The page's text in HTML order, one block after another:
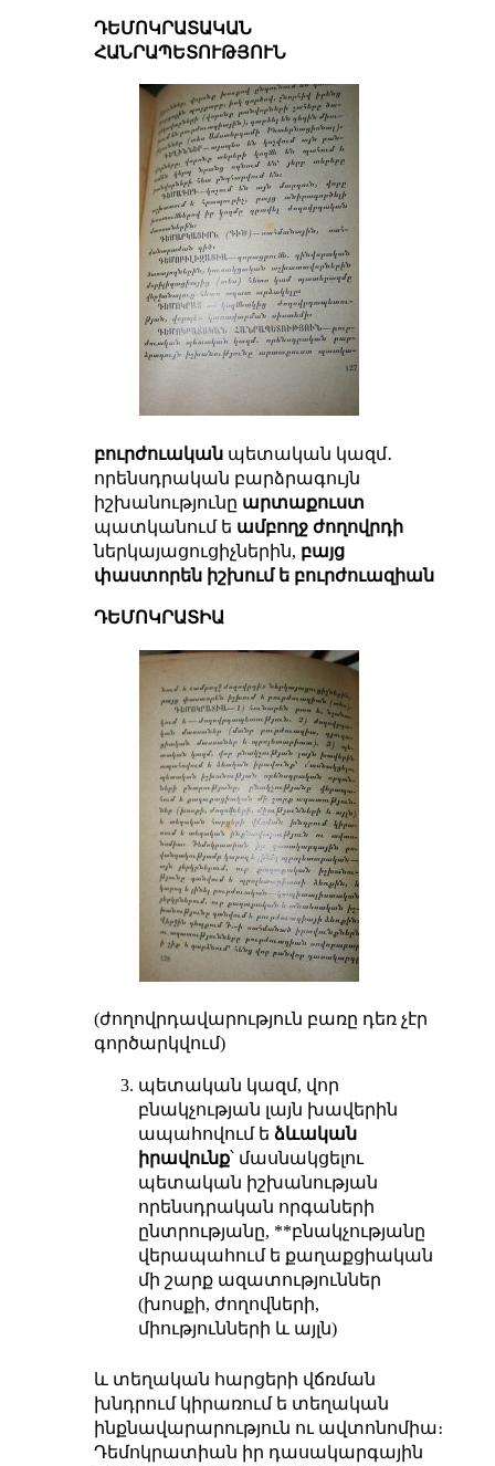
ԴԵՄՈԿՐԱՏԱԿԱՆ
ՀԱՆՐԱՊԵՏՈՒԹՅՈՒՆ
բուրժուականպետական կազմ․
որենսդրական բարձրագույն
իշխանությունը արտաքուստ
պատկանում ե ամբողջ ժողովրդի
ներկայացուցիչներին, բայց
փաստորեն իշխում ե բուրժուազիան
ԴԵՄՈԿՐԱՏԻԱ
(ժողովրդավարություն բառը դեռ չէր
գործարկվում)
պետական կազմ, վոր
բնակչության լայն խավերին
ապահովում ե ձևական
իրավունք՝ մասնակցելու
պետական իշխանության
որենսդրական որգաների
ընտրությանը, **բնակչությանը
վերապահում ե քաղաքցիական
մի շարք ազատություններ
(խոսքի, ժողովների,
միությունների և այլն)
և տեղական հարցերի վճռման
խնդրում կիրառում ե տեղական
ինքնավարարություն ու ավտոնոմիա։
Դեմոկրատիան իր դասակարգային